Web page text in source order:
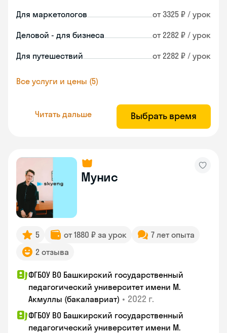
Для маркетологов от 3325 ₽ / урок
Деловой - для бизнеса от 2282 ₽ / урок
Для путешествий от 2282 ₽ / урок
Все услуги и цены (5)
Читать дальше Выбрать время
Мунис
5 от 1880 ₽ за урок
7 лет опыта
2 отзыва
ФГБОУ ВО Башкирский государственный
педагогический университет имени М.
Акмуллы (бакалавриат) • 2022 г.
ФГБОУ ВО Башкирский государственный
педагогический университет имени М.